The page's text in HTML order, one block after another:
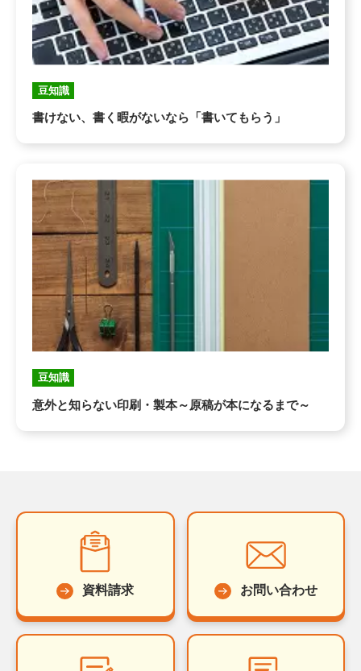
豆知識
書けない、書く暇がないなら「書いてもらう」
豆知識
意外と知らない印刷・製本～原稿が本になるまで～
資料請求 お問い合わせ